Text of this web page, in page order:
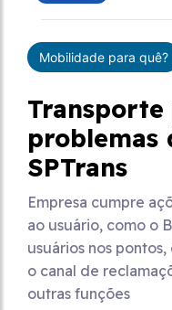
Mobilidade para quê?
problemas
SPTrans
Empresa cumpre
ao usuário, como o
usuários nos
o canal de
outras funções